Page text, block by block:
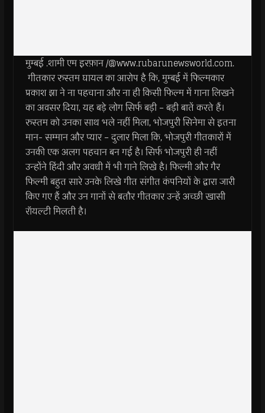
मुम्बई .शामी एम इरफ़ान /@www.rubarunewsworld.com.
गीतकार रुस्तम घायल का आरोप है कि, मुम्बई में फिल्मकार
प्रकाश झा ने ना पहचाना और ना ही किसी फिल्म में गाना लिखने
का अवसर दिया, यह बड़े लोग सिर्फ बड़ी – बड़ी बातें करते हैं।
रुस्तम को उनका साथ भले नहीं मिला, भोजपुरी सिनेमा से इतना
मान- सम्मान और प्यार – दुलार मिला कि, भोजपुरी गीतकारों में
उनकी एक अलग पहचान बन गई है। सिर्फ भोजपुरी ही नहीं
उन्होंने हिंदी और अवधी में भी गाने लिखे है। फिल्मी और गैर
फिल्मी बहुत सारे उनके लिखे गीत संगीत कंपनियों के द्वारा जारी
किए गए हैं और उन गानों से बतौर गीतकार उन्हें अच्छी खासी
रॉयल्टी मिलती है।